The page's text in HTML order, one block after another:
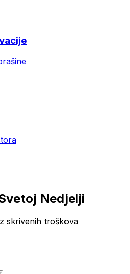
Nedjelji
skrivenih troškova